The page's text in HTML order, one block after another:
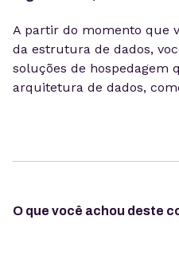
A partir do momento que
da estrutura de dados,
soluções de hospedagem
arquitetura de dados,
O que você achou deste